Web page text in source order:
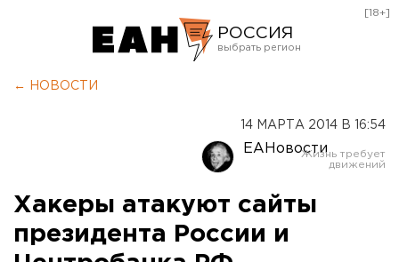
РОССИЯ
Оренбург
[18+]
← НОВОСТИ
14 МАРТА 2014 В 16:54
ЕАНовости
Хакеры атакуют сайты
президента России и